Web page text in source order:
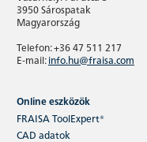
3950 Sárospatak
Magyarország
Telefon: +36 47 511 217
E-mail:info.hu@fraisa.com
Online eszközök
FRAISA ToolExpert®
CAD adatok